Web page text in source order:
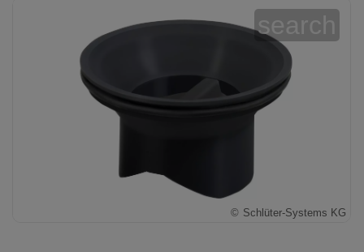
© Schlüter-Systems KG
search